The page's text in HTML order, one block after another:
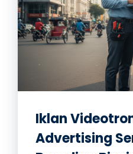
Iklan
Advertising